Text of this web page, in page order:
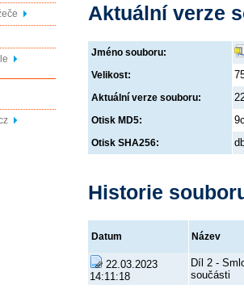
Aktuální verze
Jméno souboru:
Velikost:
Aktuální verze souboru:
Otisk MD5:
Otisk SHA256:
Historie
Datum Název
22.03.2023
14:11:18
Díl 2 -
součásti